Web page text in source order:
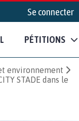
Se connecter
PÉTITIONS
environnement
STADE dans le